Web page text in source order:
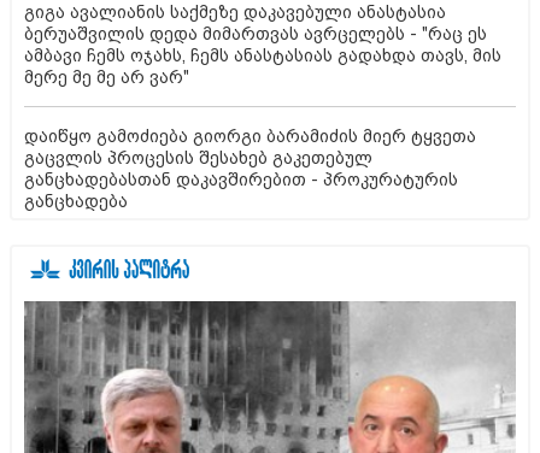
გიგა ავალიანის საქმეზე დაკავებული ანასტასია
ბერუაშვილის დედა მიმართვას ავრცელებს - "რაც ეს
ამბავი ჩემს ოჯახს, ჩემს ანასტასიას გადახდა თავს, მის
მერე მე მე არ ვარ"
დაიწყო გამოძიება გიორგი ბარამიძის მიერ ტყვეთა
გაცვლის პროცესის შესახებ გაკეთებულ
განცხადებასთან დაკავშირებით - პროკურატურის
განცხადება